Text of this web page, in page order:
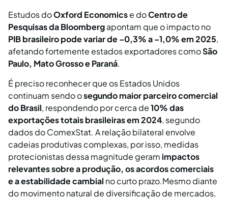
Estudos doOxford Economicse doCentro de
Pesquisas da Bloombergapontam que o impacto no
PIB brasileiro pode variar de –0,3% a –1,0% em 2025,
afetando fortemente estados exportadores comoSão
Paulo, Mato Grosso e Paraná.
É preciso reconhecer que os Estados Unidos
continuam sendo osegundo maior parceiro comercial
do Brasil, respondendo por cerca de10% das
exportações totais brasileiras em 2024, segundo
dados do ComexStat. A relação bilateral envolve
cadeias produtivas complexas, por isso, medidas
protecionistas dessa magnitude geram impactos
relevantes sobre a produção, os acordos comerciais
e a estabilidade cambial no curto prazo.Mesmo diante
do movimento natural de diversificação de mercados,